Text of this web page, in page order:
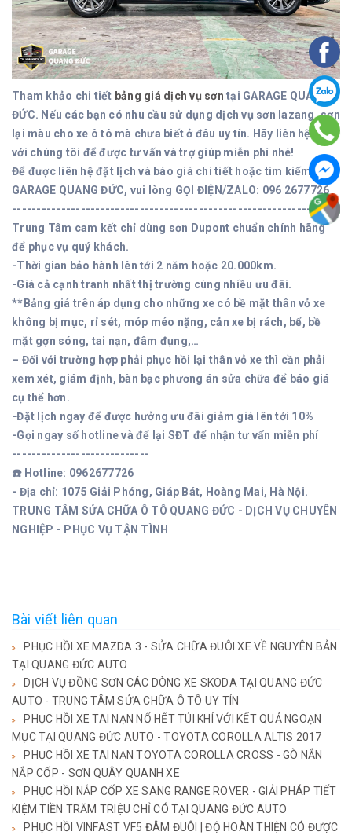
Tham khảo chi tiết bảng giá dịch vụ sơn tại GARAGE QUANG
ĐỨC. Nếu các bạn có nhu cầu sử dụng dịch vụ sơn lazang, sơn
lại màu cho xe ô tô mà chưa biết ở đâu uy tín. Hãy liên hệ ngay
với chúng tôi để được tư vấn và trợ giúp miễn phí nhé!
Để được liên hệ đặt lịch và báo giá chi tiết hoặc tìm kiếm
GARAGE QUANG ĐỨC, vui lòng GỌI ĐIỆN/ZALO: 096 2677726
------------------------------------------------------------------
Trung Tâm cam kết chỉ dùng sơn Dupont chuẩn chính hãng
để phục vụ quý khách.
-Thời gian bảo hành lên tới 2 năm hoặc 20.000km.
-Giá cả cạnh tranh nhất thị trường cùng nhiều ưu đãi.
**Bảng giá trên áp dụng cho những xe có bề mặt thân vỏ xe
không bị mục, rỉ sét, móp méo nặng, cản xe bị rách, bể, bề
mặt gợn sóng, tai nạn, đâm đụng,…
– Đối với trường hợp phải phục hồi lại thân vỏ xe thì cần phải
xem xét, giám định, bàn bạc phương án sửa chữa để báo giá
cụ thể hơn.
-Đặt lịch ngay để được hưởng ưu đãi giảm giá lên tới 10%
-Gọi ngay số hotline và để lại SĐT để nhận tư vấn miễn phí
----------------------------
☎️ Hotline: 0962677726
- Địa chỉ: 1075 Giải Phóng, Giáp Bát, Hoàng Mai, Hà Nội.
TRUNG TÂM SỬA CHỮA Ô TÔ QUANG ĐỨC - DỊCH VỤ CHUYÊN
NGHIỆP - PHỤC VỤ TẬN TÌNH
Bài viết liên quan
PHỤC HỒI XE MAZDA 3 - SỬA CHỮA ĐUÔI XE VỀ NGUYÊN BẢN
TẠI QUANG ĐỨC AUTO
DỊCH VỤ ĐỒNG SƠN CÁC DÒNG XE SKODA TẠI QUANG ĐỨC
AUTO - TRUNG TÂM SỬA CHỮA Ô TÔ UY TÍN
PHỤC HỒI XE TAI NẠN NỔ HẾT TÚI KHÍ VỚI KẾT QUẢ NGOẠN
MỤC TẠI QUANG ĐỨC AUTO - TOYOTA COROLLA ALTIS 2017
PHỤC HỒI XE TAI NẠN TOYOTA COROLLA CROSS - GÒ NẮN
NẮP CỐP - SƠN QUÂY QUANH XE
PHỤC HỒI NẮP CỐP XE SANG RANGE ROVER - GIẢI PHÁP TIẾT
KIỆM TIỀN TRĂM TRIỆU CHỈ CÓ TẠI QUANG ĐỨC AUTO
PHỤC HỒI VINFAST VF5 ĐÂM ĐUÔI | ĐỘ HOÀN THIỆN CÓ ĐƯỢC